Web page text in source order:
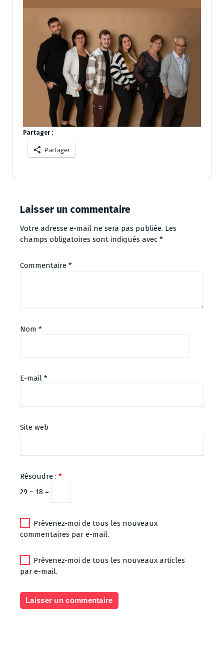
Partager :
Partager
Laisser un commentaire
Votre adresse e-mail ne sera pas publiée. Les
champs obligatoires sont indiqués avec *
Commentaire *
Nom *
E-mail *
Site web
Résoudre : *
29 − 18 =
Prévenez-moi de tous les nouveaux
commentaires par e-mail.
Prévenez-moi de tous les nouveaux articles
par e-mail.